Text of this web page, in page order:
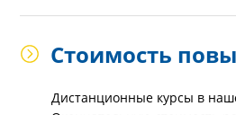
Стоимость
Дистанционные курсы в